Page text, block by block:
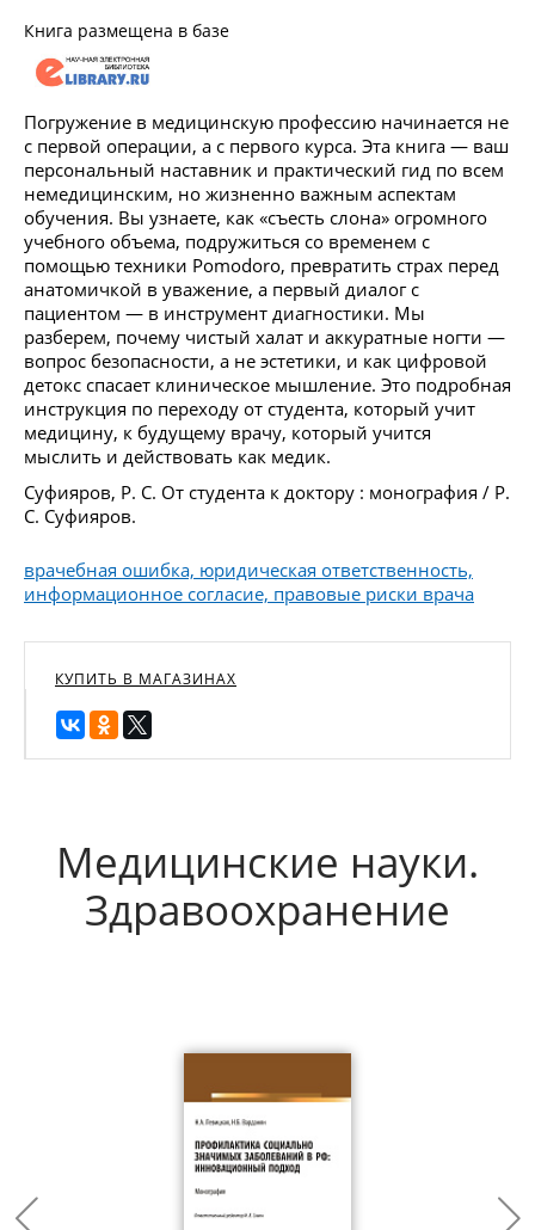
Книга размещена в базе
Погружение в медицинскую профессию начинается не
с первой операции, а с первого курса. Эта книга — ваш
персональный наставник и практический гид по всем
немедицинским, но жизненно важным аспектам
обучения. Вы узнаете, как «съесть слона» огромного
учебного объема, подружиться со временем с
помощью техники Pomodoro, превратить страх перед
анатомичкой в уважение, а первый диалог с
пациентом — в инструмент диагностики. Мы
разберем, почему чистый халат и аккуратные ногти —
вопрос безопасности, а не эстетики, и как цифровой
детокс спасает клиническое мышление. Это подробная
инструкция по переходу от студента, который учит
медицину, к будущему врачу, который учится
мыслить и действовать как медик.
Суфияров, Р. С. От студента к доктору : монография / Р.
С. Суфияров.
врачебная ошибка, юридическая ответственность,
информационное согласие, правовые риски врача
КУПИТЬ В МАГАЗИНАХ
Медицинские науки.
Здравоохранение